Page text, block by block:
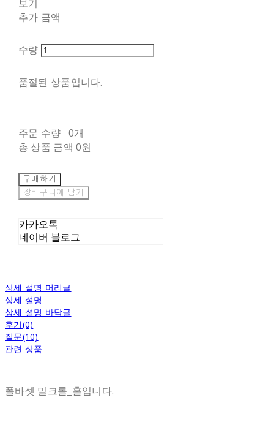
보기
추가 금액
수량
품절된 상품입니다.
주문 수량 0개
총 상품 금액 0원
구매하기
장바구니에 담기
카카오톡
네이버 블로그
상세 설명 머리글
상세 설명
상세 설명 바닥글
후기(0)
질문(10)
관련 상품
폴바셋 밀크롤_홀입니다.